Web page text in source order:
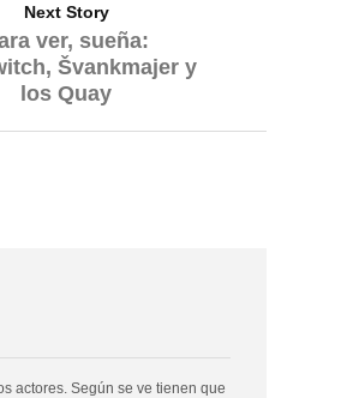
Next Story
ver, sueña:
Švankmajer y
los Quay
actores. Según se ve tienen que